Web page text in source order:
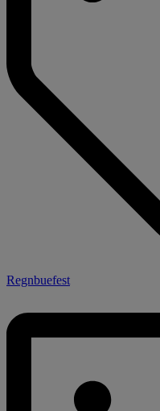
Regnbuefest